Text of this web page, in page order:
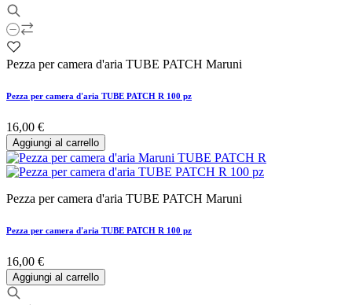
Pezza per camera d'aria TUBE PATCH Maruni
Pezza per camera d'aria TUBE PATCH R 100 pz
16,00 €
Aggiungi al carrello
Pezza per camera d'aria TUBE PATCH Maruni
Pezza per camera d'aria TUBE PATCH R 100 pz
16,00 €
Aggiungi al carrello